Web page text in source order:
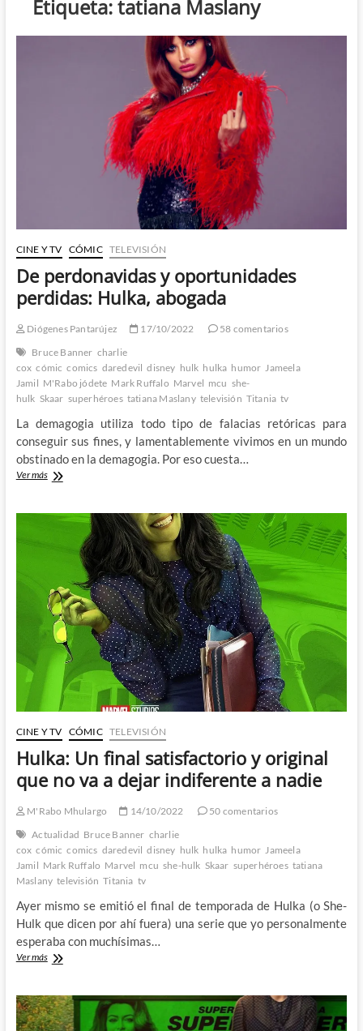
Etiqueta:tatiana Maslany
CINE Y TV CÓMIC TELEVISIÓN
De perdonavidas y oportunidades
perdidas: Hulka, abogada
Diógenes Pantarújez 17/10/2022
58 comentarios
Bruce Banner charlie
cox cómic comics daredevil disney hulk hulka humor Jameela
Jamil M'Rabo jódete Mark Ruffalo Marvel mcu she-
hulk Skaar superhéroes tatiana Maslany televisión Titania tv
La demagogia utiliza todo tipo de falacias retóricas para
conseguir sus fines, y lamentablemente vivimos en un mundo
obstinado en la demagogia. Por eso cuesta…
Ver másDe
oportunidades
abogada
CINE Y TV CÓMIC TELEVISIÓN
Hulka: Un final satisfactorio y original
que no va a dejar indiferente a nadie
M'Rabo Mhulargo 14/10/2022
50 comentarios
Actualidad Bruce Banner charlie
cox cómic comics daredevil disney hulk hulka humor Jameela
Jamil Mark Ruffalo Marvel mcu she-hulk Skaar superhéroes tatiana
Maslany televisión Titania tv
Ayer mismo se emitió el final de temporada de Hulka (o She-
Hulk que dicen por ahí fuera) una serie que yo personalmente
esperaba con muchísimas…
Ver másHulka:
satisfactorio
y